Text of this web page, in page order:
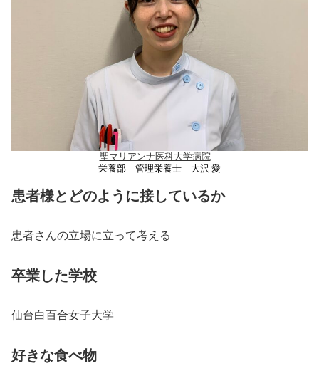
聖マリアンナ医科大学病院
栄養部 管理栄養士 大沢 愛
患者様とどのように接しているか
患者さんの立場に立って考える
卒業した学校
仙台白百合女子大学
好きな食べ物